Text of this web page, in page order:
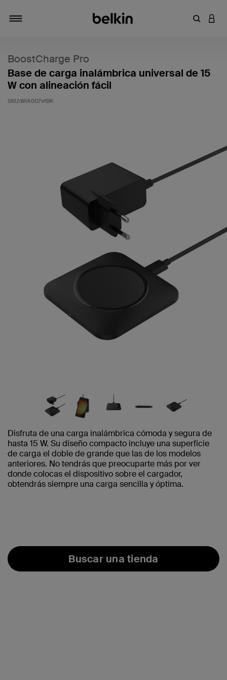
BoostCharge Pro
Base de carga inalámbrica universal de 15
W con alineación fácil
SKU:WIA007vfBK
Disfruta de una carga inalámbrica cómoda y segura de
hasta 15 W. Su diseño compacto incluye una superficie
de carga el doble de grande que las de los modelos
anteriores. No tendrás que preocuparte más por ver
donde colocas el dispositivo sobre el cargador,
obtendrás siempre una carga sencilla y óptima.
Buscar una tienda